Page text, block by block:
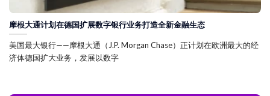
摩根大通计划在德国扩展数字银行业务打造全新金融生态
美国最大银行——摩根大通（J.P. Morgan Chase）正计划在欧洲最大的经
济体德国扩大业务，发展以数字